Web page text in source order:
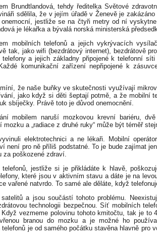
Brundtlandová, tehdy ředitelka Světové
sdělila, že v jejím úřadě v Ženevě je
jestliže se na čtyři metry od ní
je lékařka a bývalá norská ministerská
mobilních telefonů a jejich vykrývacích
tak, jako wifi (bezdrátový internet), bezdrátově
telefony a jejich základny připojené k telefonní
komunikační zařízení nepřipojené k
že naše buňky ve skutečnosti využívají
jako když si děti šeptají potmě, a že mobilní
sbíječky. Právě toto je důvod onemocnění.
mobilem naruší mozkovou krevní bariéru,
mozku a „radiace z druhé ruky“ může být téměř
elektrotechnici a ne lékaři. Mobilní
není pro ně příliš podstatné. To je bude zajímat
za poškozené zdraví.
jestliže si je přikládáte k hlavě,
které jsou v aktivním stavu a dáte je na
vařené natvrdo. To samé ale děláte, když
a jsou součástí tohoto problému.
technologii bezpečnou. Síť mobilních
vezmeme polovinu tohoto kmitočtu, tak je to
branou do mozku a je možné ho
je od samého počátku stavěna hlavně pro